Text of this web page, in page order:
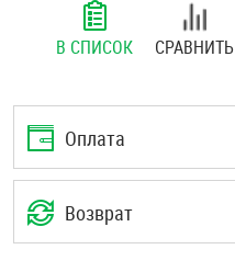
В СПИСОК СРАВНИТЬ
Оплата
Возврат